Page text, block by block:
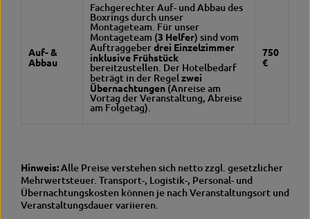
Auf- &
Abbau
Fachgerechter Auf- und Abbau des
Boxrings durch unser
Montageteam. Für unser
Montageteam (3 Helfer) sind vom
Auftraggeberdrei Einzelzimmer
inklusive Frühstück
bereitzustellen. Der Hotelbedarf
beträgt in der Regelzwei
Übernachtungen (Anreise am
Vortag der Veranstaltung, Abreise
am Folgetag).
750
€
Hinweis:Alle Preise verstehen sich netto zzgl. gesetzlicher
Mehrwertsteuer. Transport-, Logistik-, Personal- und
Übernachtungskosten können je nach Veranstaltungsort und
Veranstaltungsdauer variieren.